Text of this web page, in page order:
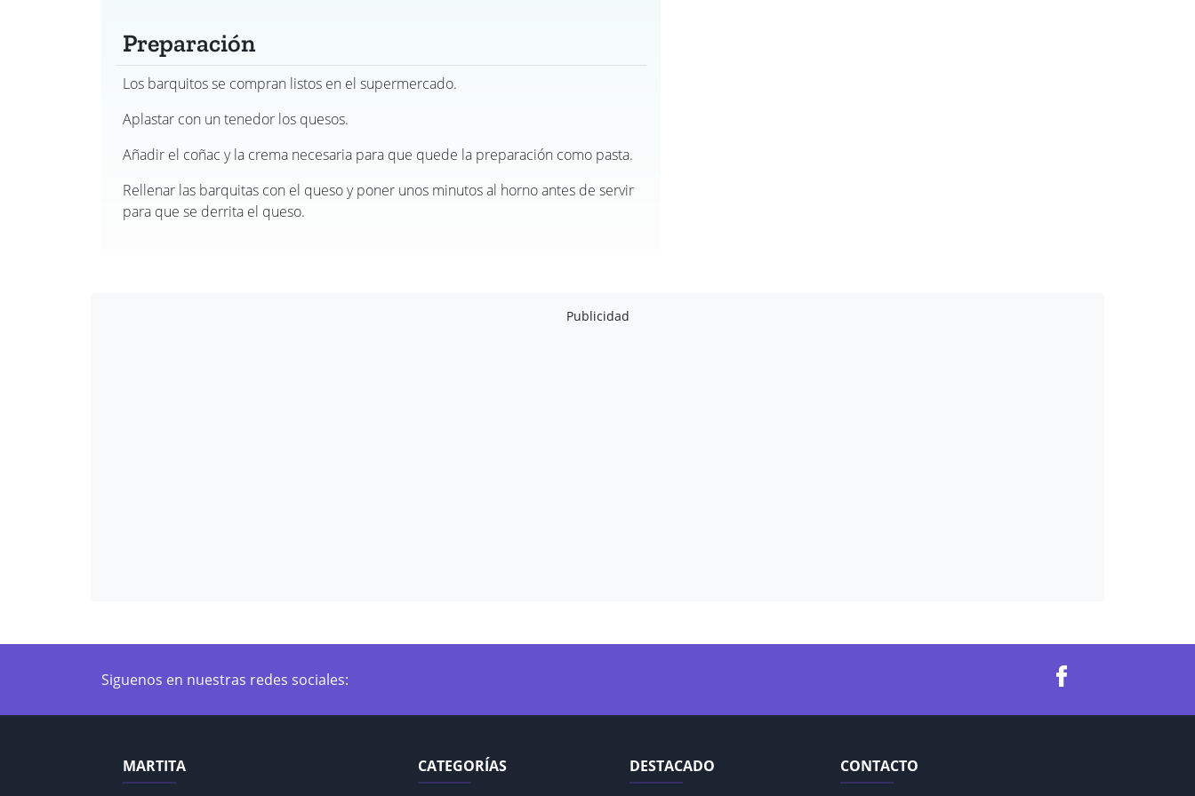
Preparación
Los barquitos se compran listos en el supermercado.
Aplastar con un tenedor los quesos.
Añadir el coñac y la crema necesaria para que quede la preparación como pasta.
Rellenar las barquitas con el queso y poner unos minutos al horno antes de servir
para que se derrita el queso.
Publicidad
Siguenos en nuestras redes sociales:
MARTITA CATEGORÍAS DESTACADO CONTACTO